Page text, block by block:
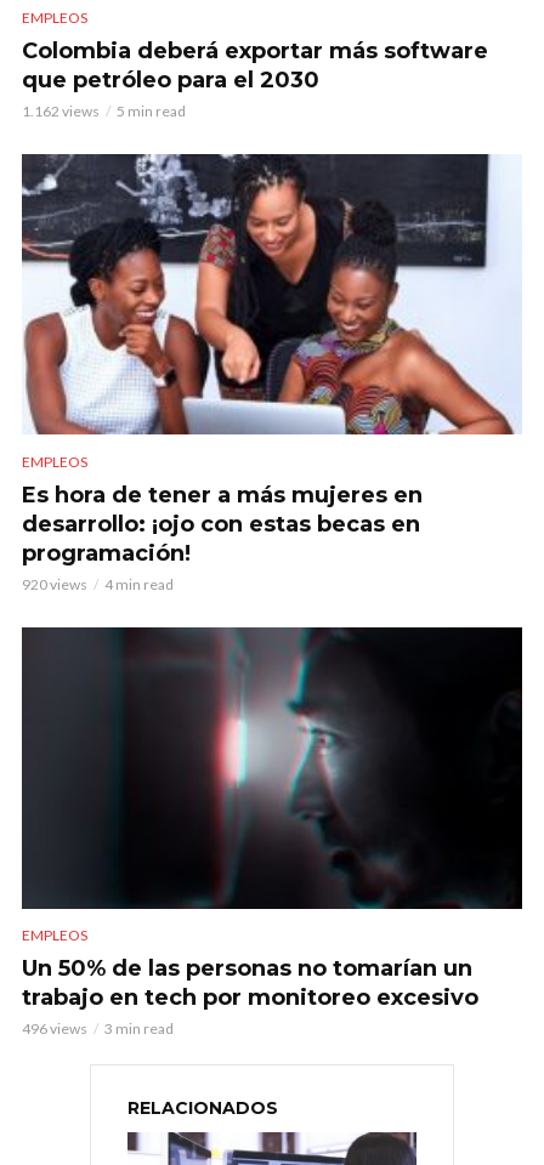
EMPLEOS
Colombia deberá exportar más software
que petróleo para el 2030
1.162 views 5 min read
EMPLEOS
Es hora de tener a más mujeres en
desarrollo: ¡ojo con estas becas en
programación!
920 views 4 min read
EMPLEOS
Un 50% de las personas no tomarían un
trabajo en tech por monitoreo excesivo
496 views 3 min read
RELACIONADOS